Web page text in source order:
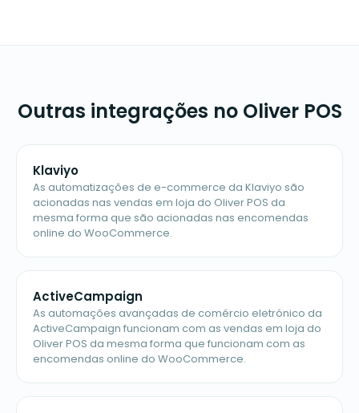
Outras integrações no Oliver POS
Klaviyo
As automatizações de e-commerce da Klaviyo são
acionadas nas vendas em loja do Oliver POS da
mesma forma que são acionadas nas encomendas
online do WooCommerce.
ActiveCampaign
As automações avançadas de comércio eletrónico da
ActiveCampaign funcionam com as vendas em loja do
Oliver POS da mesma forma que funcionam com as
encomendas online do WooCommerce.